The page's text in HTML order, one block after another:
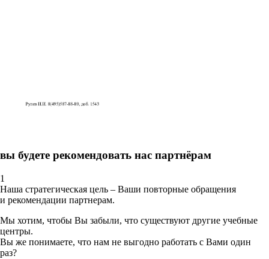
вы будете рекомендовать нас партнёрам
1
Наша стратегическая цель – Ваши повторные обращения
и рекомендации партнерам.
Мы хотим, чтобы Вы забыли, что существуют другие учебные
центры.
Вы же понимаете, что нам не выгодно работать с Вами один
раз?